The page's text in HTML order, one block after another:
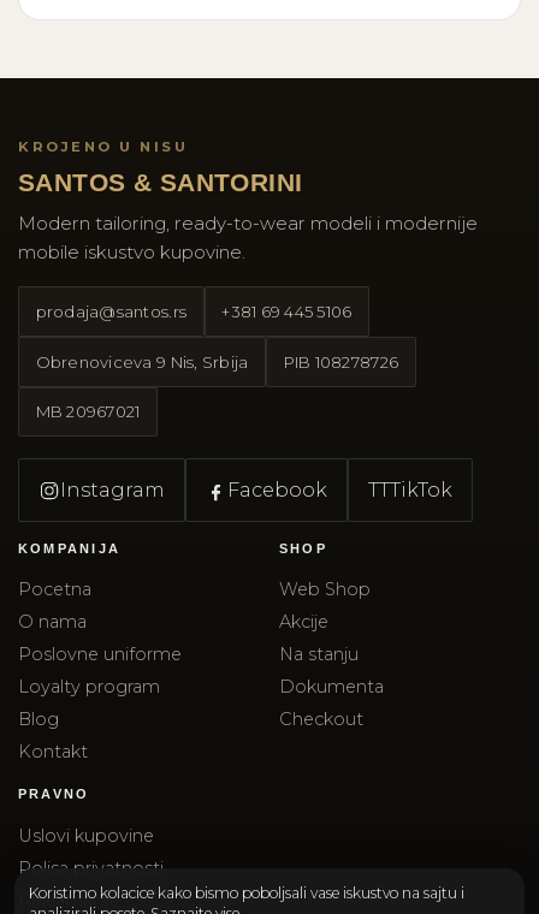
KROJENO U NISU
SANTOS & SANTORINI
Modern tailoring, ready-to-wear modeli i modernije
mobile iskustvo kupovine.
prodaja@santos.rs +381 69 445 5106
Obrenoviceva 9 Nis, Srbija PIB 108278726
MB20967021
Instagram Facebook TTTikTok
KOMPANIJA
Pocetna
O nama
Poslovne uniforme
Loyalty program
Blog
Kontakt
SHOP
Web Shop
Akcije
Na stanju
Dokumenta
Checkout
PRAVNO
Uslovi kupovine
Polisa privatnosti
Reklamacije
Koristimo kolacice kako bismo poboljsali vase iskustvo na sajtu i